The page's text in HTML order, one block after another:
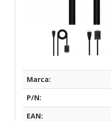
Marca:
P/N:
EAN: